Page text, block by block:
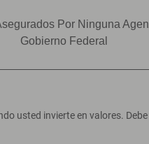
Por Ninguna
Gobierno Federal
usted invierte en valores.